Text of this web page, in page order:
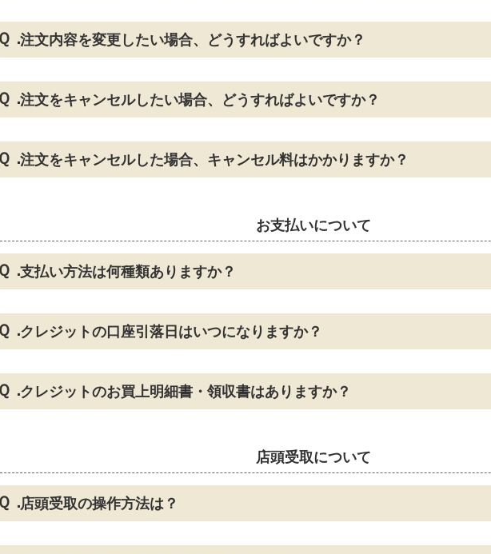
注文内容を変更したい場合、どうすればよいですか？
注文をキャンセルしたい場合、どうすればよいですか？
注文をキャンセルした場合、キャンセル料はかかりますか？
お支払いについて
支払い方法は何種類ありますか？
クレジットの口座引落日はいつになりますか？
クレジットのお買上明細書・領収書はありますか？
店頭受取について
店頭受取の操作方法は？